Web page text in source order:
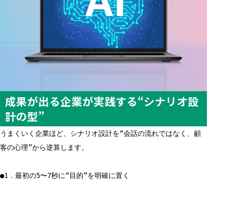
成果が出る企業が実践する“シナリオ設
計の型”
うまくいく企業ほど、シナリオ設計を“会話の流れではなく、顧
客の心理”から逆算します。
●1．最初の5〜7秒に“目的”を明確に置く